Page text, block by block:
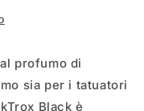
profumo di
sia per i tatuatori
Black è